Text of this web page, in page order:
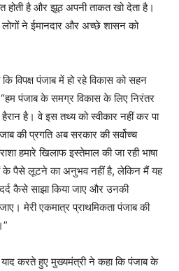
होती है और झूठ अपनी ताकत खो देता है।
ने ईमानदार और अच्छे शासन को
विपक्ष पंजाब में हो रहे विकास को सहन
पंजाब के समग्र विकास के लिए निरंतर
है। वे इस तथ्य को स्वीकार नहीं कर पा
की प्रगति अब सरकार की सर्वोच्च
हमारे खिलाफ इस्तेमाल की जा रही भाषा
के पैसे लूटने का अनुभव नहीं है, लेकिन मैं यह
कैसे साझा किया जाए और उनकी
मेरी एकमात्र प्राथमिकता पंजाब की
करते हुए मुख्यमंत्री ने कहा कि पंजाब के